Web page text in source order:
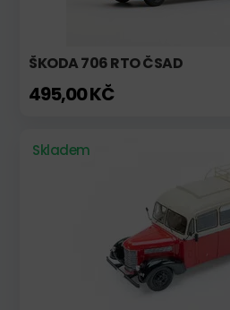
ŠKODA 706 RTO ČSAD
495,00 KČ
Skladem